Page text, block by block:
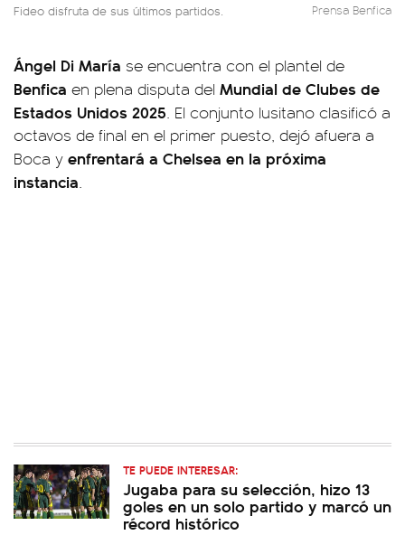
Fideo disfruta de sus últimos partidos. Prensa Benfica
Ángel Di María se encuentra con el plantel de
Benfica en plena disputa del Mundial de Clubes de
Estados Unidos 2025. El conjunto lusitano clasificó a
octavos de final en el primer puesto, dejó afuera a
Boca y enfrentará a Chelsea en la próxima
instancia.
TE PUEDE INTERESAR:
Jugaba para su selección, hizo 13
goles en un solo partido y marcó un
récord histórico